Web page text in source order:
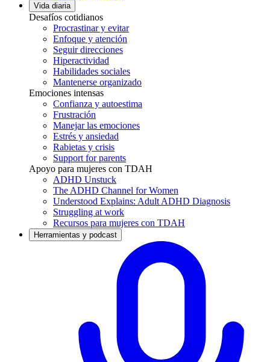
Vida diaria
Desafíos cotidianos
Procrastinar y evitar
Enfoque y atención
Seguir direcciones
Hiperactividad
Habilidades sociales
Mantenerse organizado
Emociones intensas
Confianza y autoestima
Frustración
Manejar las emociones
Estrés y ansiedad
Rabietas y crisis
Support for parents
Apoyo para mujeres con TDAH
ADHD Unstuck
The ADHD Channel for Women
Understood Explains: Adult ADHD Diagnosis
Struggling at work
Recursos para mujeres con TDAH
Herramientas y podcast